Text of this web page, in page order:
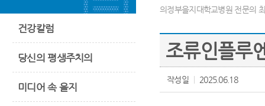
건강칼럼
당신의 평생주치의
미디어 속 을지
의정부을지대학교병원 전문의
조류인플루
작성일 2025.06.18